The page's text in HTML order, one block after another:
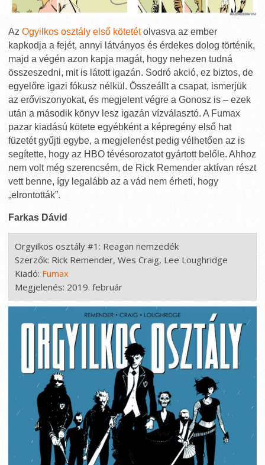
Az Ogyilkos osztály első kötetétolvasva az ember
kapkodja a fejét, annyi látványos és érdekes dolog történik,
majd a végén azon kapja magát, hogy nehezen tudná
összeszedni, mit is látott igazán. Sodró akció, ez biztos, de
egyelőre igazi fókusz nélkül. Összeállt a csapat, ismerjük
az erőviszonyokat, és megjelent végre a Gonosz is – ezek
után a második könyv lesz igazán vízválasztó. A Fumax
pazar kiadású kötete egyébként a képregény első hat
füzetét gyűjti egybe, a megjelenést pedig vélhetően az is
segítette, hogy az HBO tévésorozatot gyártott belőle. Ahhoz
nem volt még szerencsém, de Rick Remender aktívan részt
vett benne, így legalább az a vád nem érheti, hogy
„elrontották”.
Farkas Dávid
Orgyilkos osztály #1: Reagan nemzedék
Szerzők: Rick Remender, Wes Craig, Lee Loughridge
Kiadó: Fumax
Megjelenés: 2019. február